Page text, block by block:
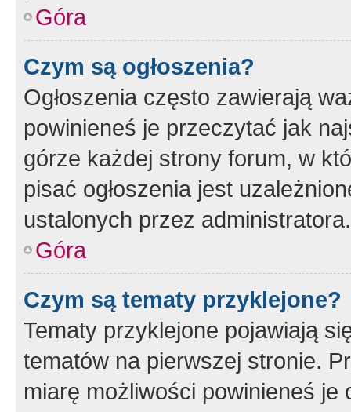
Góra
Czym są ogłoszenia?
Ogłoszenia często zawierają
powinieneś je przeczytać jak
górze każdej strony forum, w
pisać ogłoszenia jest
ustalonych przez administratora.
Góra
Czym są tematy przyklejone?
Tematy przyklejone pojawiają
tematów na pierwszej stronie.
miarę możliwości powinieneś je